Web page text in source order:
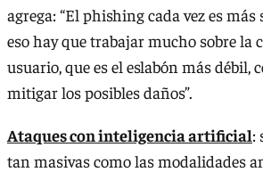
agrega: “El phishing cada vez es
eso hay que trabajar mucho sobre la
usuario, que es el eslabón más débil,
mitigar los posibles daños”.
Ataques con inteligencia artificial:
tan masivas como las modalidades